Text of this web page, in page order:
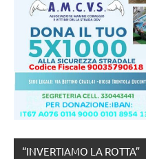
“INVERTIAMO LA ROTTA”